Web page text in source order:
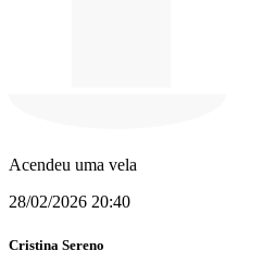
Acendeu uma vela
28/02/2026 20:40
Cristina Sereno